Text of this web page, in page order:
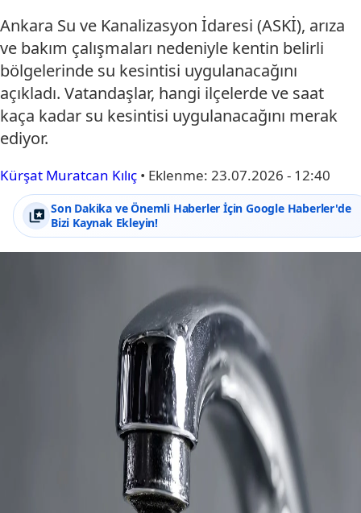
Ankara Su ve Kanalizasyon İdaresi (ASKİ), arıza
ve bakım çalışmaları nedeniyle kentin belirli
bölgelerinde su kesintisi uygulanacağını
açıkladı. Vatandaşlar, hangi ilçelerde ve saat
kaça kadar su kesintisi uygulanacağını merak
ediyor.
Kürşat Muratcan Kılıç • Eklenme: 23.07.2026 - 12:40
Son Dakika ve Önemli Haberler İçin Google Haberler'de
Bizi Kaynak Ekleyin!